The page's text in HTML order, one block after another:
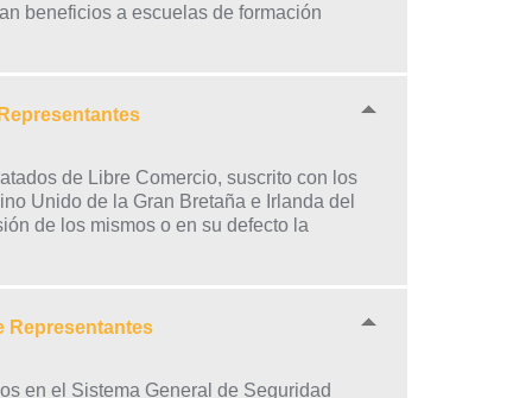
beneficios a escuelas de formación
de Libre Comercio, suscrito con los
Unido de la Gran Bretaña e Irlanda del
de los mismos o en su defecto la
Representantes
en el Sistema General de Seguridad